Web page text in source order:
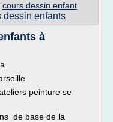
cours dessin enfant
dessin enfants
à
peinture se
de base de la